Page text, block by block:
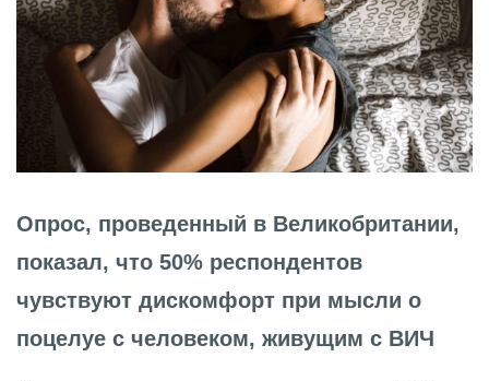
Опрос, проведенный в Великобритании,
показал, что 50% респондентов
чувствуют дискомфорт при мысли о
поцелуе с человеком, живущим с ВИЧ